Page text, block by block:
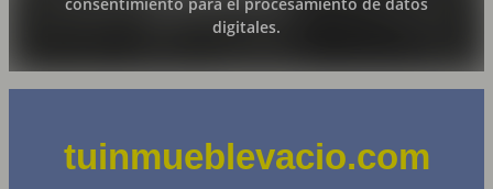
digitales.
tuinmueblevacio.com